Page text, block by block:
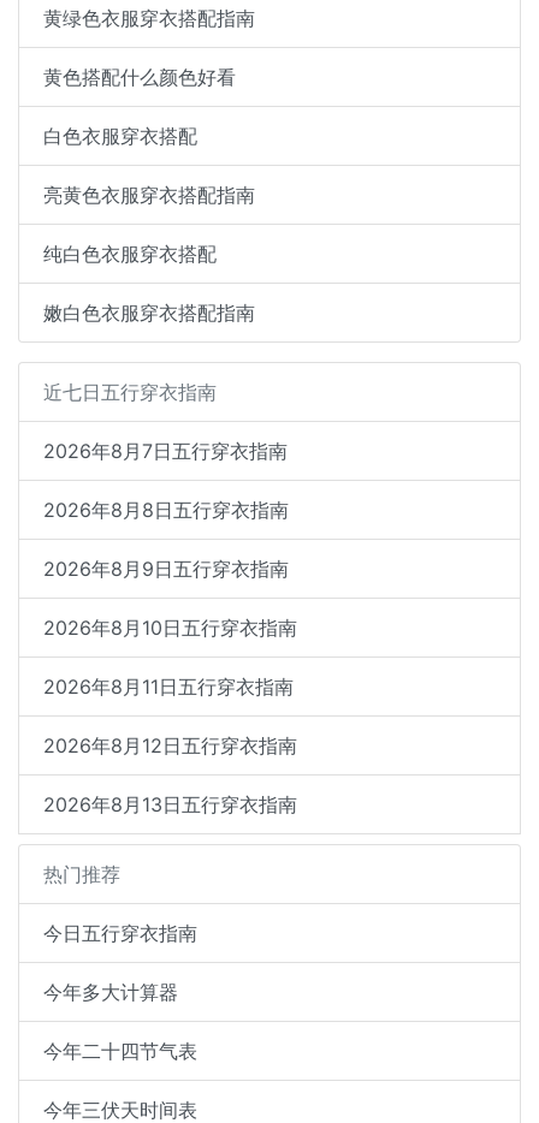
黄绿色衣服穿衣搭配指南
黄色搭配什么颜色好看
白色衣服穿衣搭配
亮黄色衣服穿衣搭配指南
纯白色衣服穿衣搭配
嫩白色衣服穿衣搭配指南
近七日五行穿衣指南
2026年8月7日五行穿衣指南
2026年8月8日五行穿衣指南
2026年8月9日五行穿衣指南
2026年8月10日五行穿衣指南
2026年8月11日五行穿衣指南
2026年8月12日五行穿衣指南
2026年8月13日五行穿衣指南
热门推荐
今日五行穿衣指南
今年多大计算器
今年二十四节气表
今年三伏天时间表